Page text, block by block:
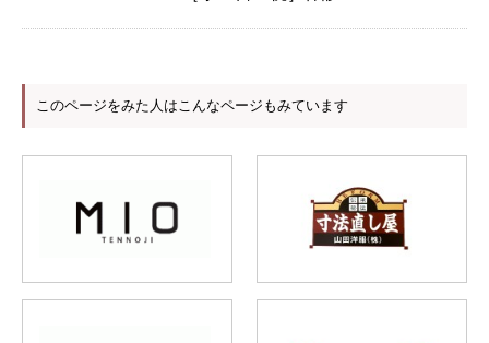
このページをみた人はこんなページもみています